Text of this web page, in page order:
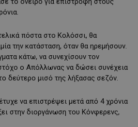
πόστα στο Κολόσσι, θα
την κατάσταση, όταν θα ηρεμήσουν.
κάτω, να συνεχίσουν τον
ο Απόλλωνας να δώσει συνέχεια
δεύτερο μισό της λήξασας σεζόν.
να επιστρέψει μετά από 4 χρόνια
στην διοργάνωση του Κόνφερενς,